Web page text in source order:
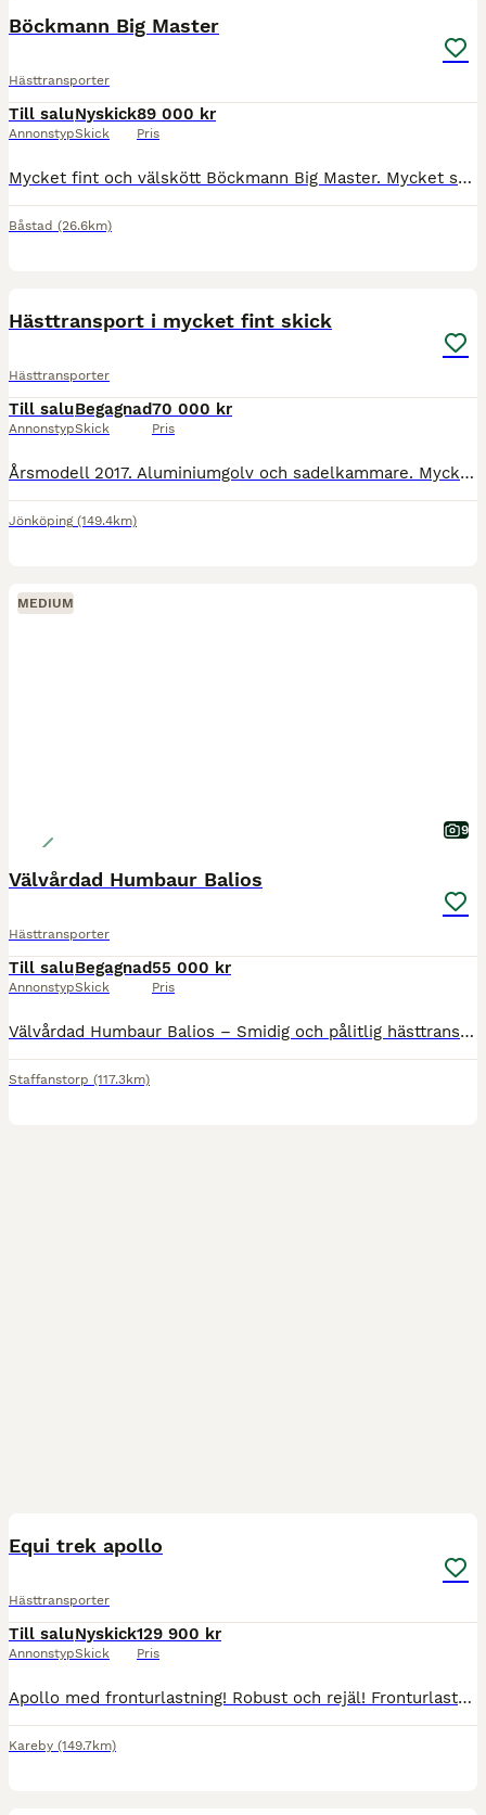
Böckmann Big Master
Hästtransporter
Till salu
Annonstyp
Nyskick
Skick
89 000 kr
Pris
Mycket fint och välskött Böckmann Big Master. Mycket sparsamt använt. Extra rymlig modell. Rymlig sadelkammare fram med hyllförvaring, plats för två sadlar, dörrspegel, grep/kvast mm. Årsmodell 2017 m
Båstad (26.6km)
Hästtransport i mycket fint skick
Hästtransporter
Till salu
Annonstyp
Begagnad
Skick
70 000 kr
Pris
Årsmodell 2017. Aluminiumgolv och sadelkammare. Mycket fint skick, endast två ägare, sparsamt använd. Medföljer fyra vinterdäck med dubbar, extra skyddsmatta för golvet, trailerlås, dragskydd, överdra
Jönköping (149.4km)
MEDIUM
9
Välvårdad Humbaur Balios
Hästtransporter
Till salu
Annonstyp
Begagnad
Skick
55 000 kr
Pris
Välvårdad Humbaur Balios – Smidig och pålitlig hästtransport ​Är du på jakt efter en hästtransport som kombinerar kvalitet, säkerhet och användarvänlighet? Nu säljer jag min Humbaur Balios (modell HP2
Staffanstorp (117.3km)
Equi trek apollo
Hästtransporter
Till salu
Annonstyp
Nyskick
Skick
129 900 kr
Pris
Apollo med fronturlastning! Robust och rejäl! Fronturlastning, bredare och rymligare än de flesta på marknaden i sin prisklass!! Invändig bredd 1790 mm Invändig höjd 2350 mm Spiltläng!!! 2140 mm Ege
Kareby (149.7km)